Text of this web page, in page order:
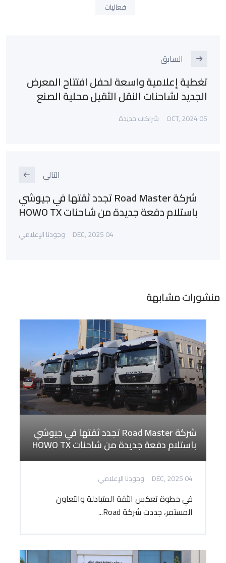
فعاليات
السابق
تغطية إعلامية واسعة لحفل افتتاح المعرض
الجديد لشاحنات النقل الثقيل محلية الصنع
05 OCT, 2024 شراكات جديدة
التالي
شركة Road Master تجدد ثقتها في جيوشي
باستلام دفعة جديدة من شاحنات HOWO TX
04 DEC, 2025 وجودنا الإعلامي
منشورات مشابهة
شركة Road Master تجدد ثقتها في جيوشي
باستلام دفعة جديدة من شاحنات HOWO TX
04 DEC, 2025 وجودنا الإعلامي
في خطوة تعكس الثقة المتبادلة والتعاون
المستمر، جددت شركة Road...